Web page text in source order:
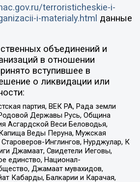
terroristicheskie-i-
i-materialy.html данные
объединений и
в отношении
вступившее в
о ликвидации или
партия, ВЕК РА, Рада земли
Державы Русь, Община
Асгардской Веси Беловодья,
Веды Перуна, Мужская
Инглингов, Нурджулар, К
Джамаат, Свидетели Иеговы,
единство, Национал-
Джамаат мувахидов,
Кабарды, Балкарии и Карачая,